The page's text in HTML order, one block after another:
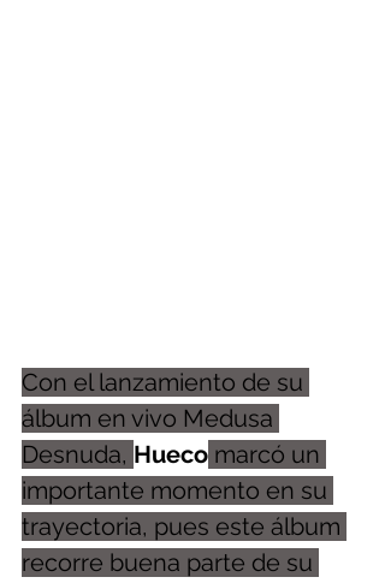
Con el lanzamiento de su
álbum en vivo Medusa
Desnuda, Hueco marcó un
importante momento en su
trayectoria, pues este álbum
recorre buena parte de su